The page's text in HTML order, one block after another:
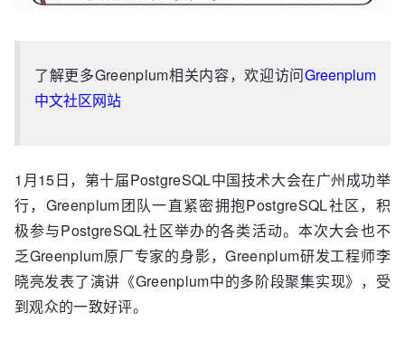
了解更多Greenplum相关内容，欢迎访问Greenplum
中文社区网站
1月15日，第十届PostgreSQL中国技术大会在广州成功举
行，Greenplum团队一直紧密拥抱PostgreSQL社区，积
极参与PostgreSQL社区举办的各类活动。本次大会也不
乏Greenplum原厂专家的身影，Greenplum研发工程师李
晓亮发表了演讲《Greenplum中的多阶段聚集实现》，受
到观众的一致好评。